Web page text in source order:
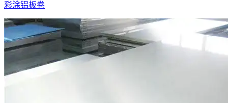
彩涂铝板卷